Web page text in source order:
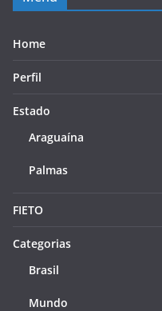
Home
Perfil
Estado
Araguaína
Palmas
FIETO
Categorias
Brasil
Mundo